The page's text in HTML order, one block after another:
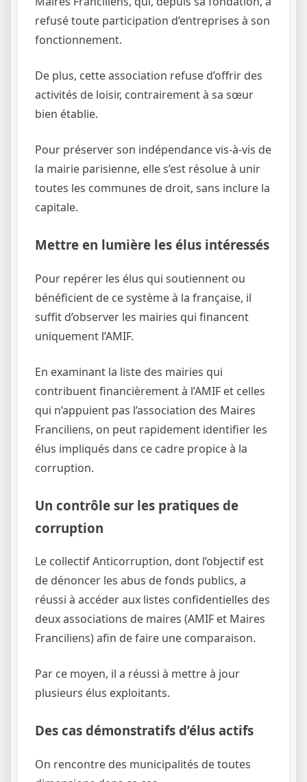
refusé toute participation d’entreprises à son
fonctionnement.
De plus, cette association refuse d’offrir des
activités de loisir, contrairement à sa sœur
bien établie.
Pour préserver son indépendance vis-à-vis de
la mairie parisienne, elle s’est résolue à unir
toutes les communes de droit, sans inclure la
capitale.
Mettre en lumière les élus intéressés
Pour repérer les élus qui soutiennent ou
bénéficient de ce système à la française, il
suffit d’observer les mairies qui financent
uniquement l’AMIF.
En examinant la liste des mairies qui
contribuent financièrement à l’AMIF et celles
qui n’appuient pas l’association des Maires
Franciliens, on peut rapidement identifier les
élus impliqués dans ce cadre propice à la
corruption.
Un contrôle sur les pratiques de
corruption
Le collectif Anticorruption, dont l’objectif est
de dénoncer les abus de fonds publics, a
réussi à accéder aux listes confidentielles des
deux associations de maires (AMIF et Maires
Franciliens) afin de faire une comparaison.
Par ce moyen, il a réussi à mettre à jour
plusieurs élus exploitants.
Des cas démonstratifs d’élus actifs
On rencontre des municipalités de toutes